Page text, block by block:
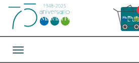
Toggle navigation